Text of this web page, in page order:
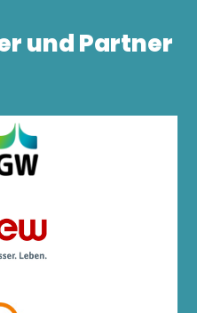
und Partner